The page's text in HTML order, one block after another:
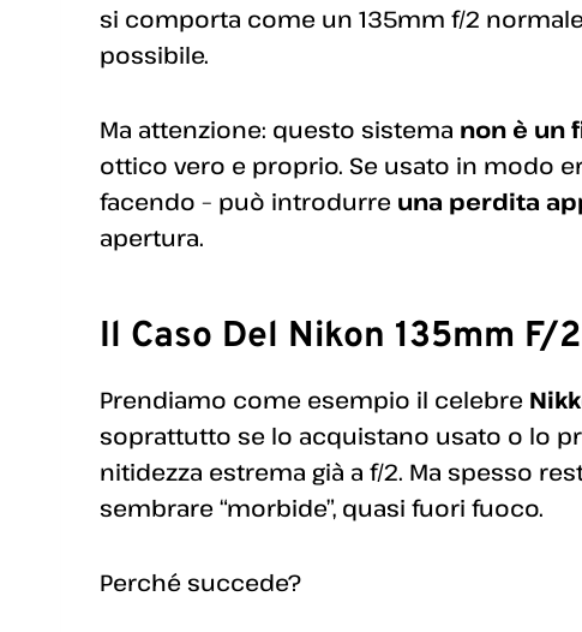
si comporta come un 135mm f/2
possibile.
Ma attenzione: questo sistema non è un
ottico vero e proprio. Se usato in modo
facendo – può introdurre una perdita
apertura.
Il Caso Del Nikon 135mm F/
Prendiamo come esempio il celebre
soprattutto se lo acquistano usato o lo
nitidezza estrema già a f/2. Ma spesso
sembrare “morbide”, quasi fuori fuoco.
Perché succede?